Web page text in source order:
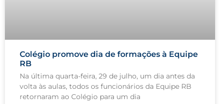
Colégio promove dia de formações à Equipe
RB
Na última quarta-feira, 29 de julho, um dia antes da
volta às aulas, todos os funcionários da Equipe RB
retornaram ao Colégio para um dia